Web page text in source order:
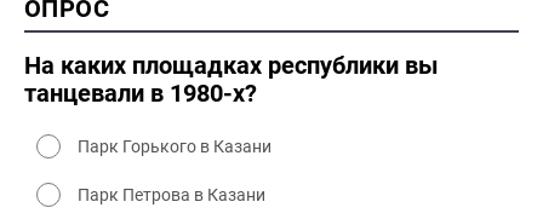
2000 промышленность
2000 культура
ОПРОС
На каких площадках республики вы
танцевали в 1980-х?
Парк Горького в Казани
Парк Петрова в Казани